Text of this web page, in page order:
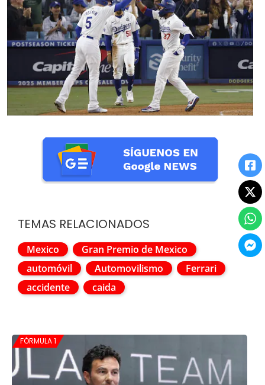
TEMAS RELACIONADOS
Mexico
Gran Premio de Mexico
automóvil
Automovilismo
Ferrari
accidente
caida
FÓRMULA 1